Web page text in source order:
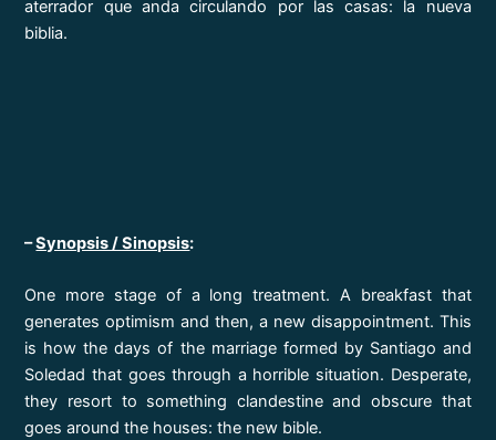
aterrador que anda circulando por las casas: la nueva
biblia.
–Synopsis / Sinopsis:
One more stage of a long treatment. A breakfast that
generates optimism and then, a new disappointment. This
is how the days of the marriage formed by Santiago and
Soledad that goes through a horrible situation. Desperate,
they resort to something clandestine and obscure that
goes around the houses: the new bible.